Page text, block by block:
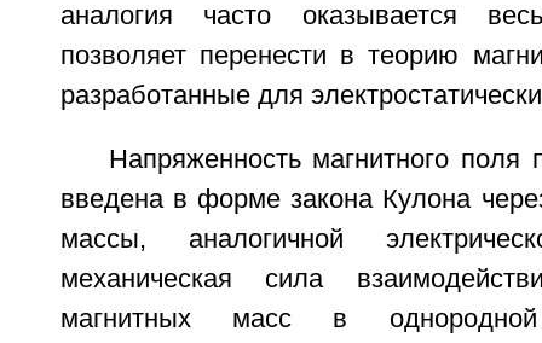
аналогия часто оказывается
позволяет перенести в теорию
разработанные для
Напряженность магнитного поля
введена в форме закона Кулона
массы, аналогичной
механическая сила
магнитных масс в